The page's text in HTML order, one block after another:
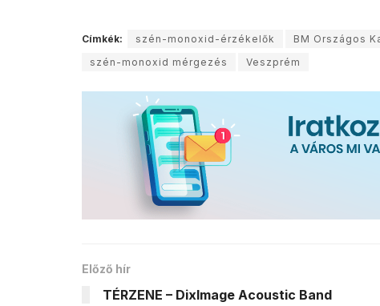
Címkék: szén-monoxid-érzékelők
BM Országos
szén-monoxid mérgezés
Veszprém
Előző hír
TÉRZENE – DixImage Acoustic Band